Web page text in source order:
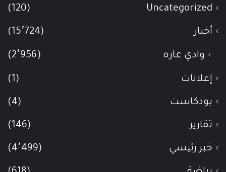
Uncategorized
(120)
أخبار (15٬724)
وادي عاره (2٬956)
إعلانات (1)
بودكاست (4)
تقارير (146)
خبر رئيسي (4٬499)